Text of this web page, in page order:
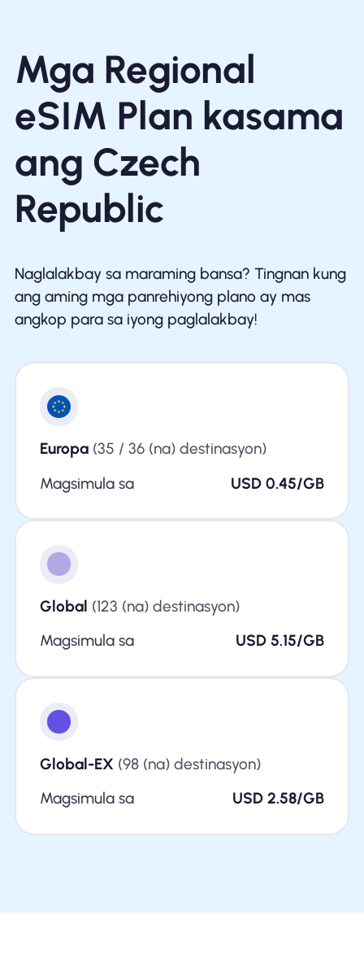
Mga Regional
eSIM Plan kasama
ang Czech
Republic
Naglalakbay sa maraming bansa? Tingnan kung
ang aming mga panrehiyong plano ay mas
angkop para sa iyong paglalakbay!
Europa(35 / 36 (na) destinasyon)
Magsimula sa
USD 0.45/GB
Global (123 (na) destinasyon)
Magsimula sa
USD 5.15/GB
Global-EX (98 (na) destinasyon)
Magsimula sa
USD 2.58/GB